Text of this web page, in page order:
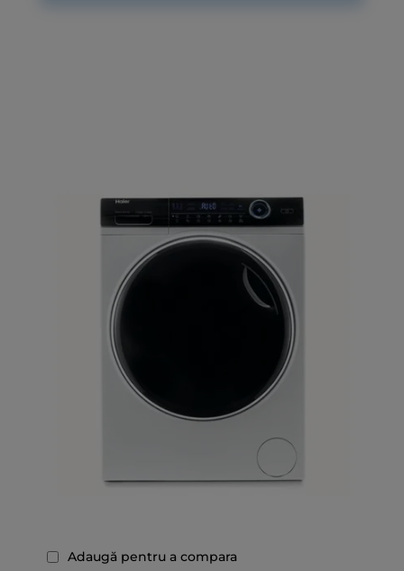
Adaugă pentru a compara